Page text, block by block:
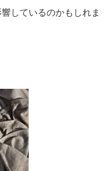
しているのかもしれま